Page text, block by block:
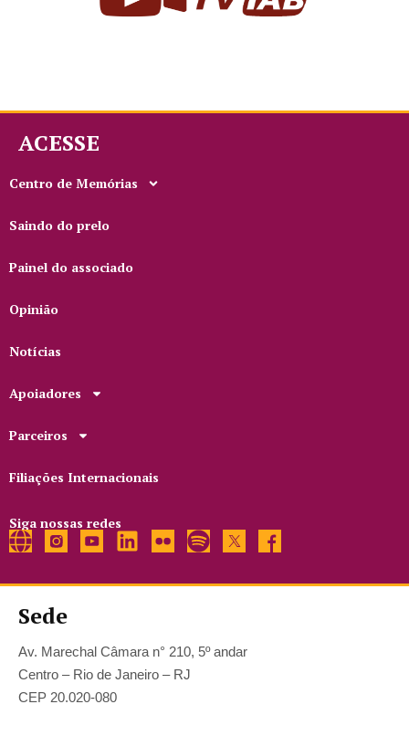
ACESSE
Centro de Memórias
Saindo do prelo
Painel do associado
Opinião
Notícias
Apoiadores
Parceiros
Filiações Internacionais
Siga nossas redes
Sede
Av. Marechal Câmara n° 210, 5º andar
Centro – Rio de Janeiro – RJ
CEP 20.020-080